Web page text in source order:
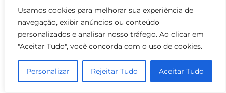
Usamos cookies para melhorar sua experiência de
navegação, exibir anúncios ou conteúdo
personalizados e analisar nosso tráfego. Ao clicar em
"Aceitar Tudo", você concorda com o uso de cookies.
Personalizar Rejeitar Tudo Aceitar Tudo